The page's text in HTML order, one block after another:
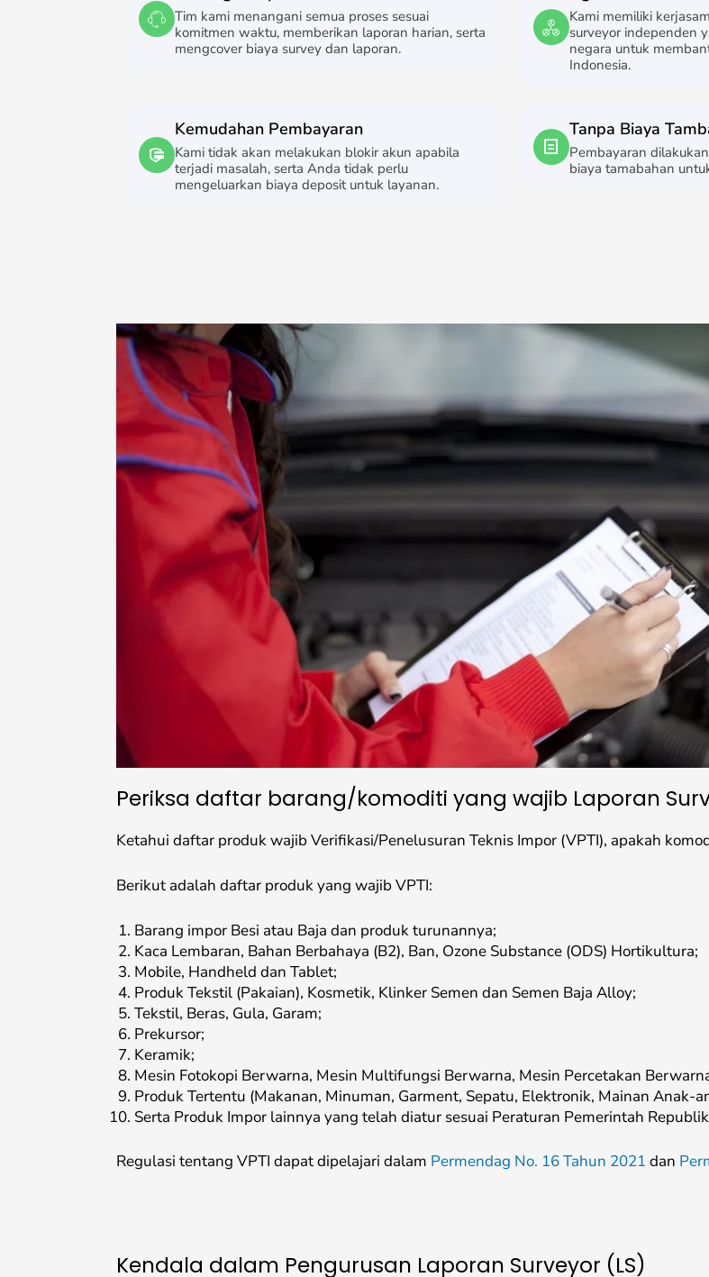
Tim kami menangani semua proses sesuai
komitmen waktu, memberikan laporan harian, serta
mengcover biaya survey dan laporan.
Kami memiliki
surveyor independen
negara untuk
Indonesia.
Kemudahan Pembayaran
Kami tidak akan melakukan blokir akun apabila
terjadi masalah, serta Anda tidak perlu
mengeluarkan biaya deposit untuk layanan.
Tanpa Biaya
Pembayaran
biaya tamabahan
Periksa daftar barang/komoditi yang wajib Laporan
Ketahui daftar produk wajib Verifikasi/Penelusuran Teknis Impor (VPTI), apakah
Berikut adalah daftar produk yang wajib VPTI:
Barang impor Besi atau Baja dan produk turunannya;
Kaca Lembaran, Bahan Berbahaya (B2), Ban, Ozone Substance (ODS) Hortikultura;
Mobile, Handheld dan Tablet;
Produk Tekstil (Pakaian), Kosmetik, Klinker Semen dan Semen Baja Alloy;
Tekstil, Beras, Gula, Garam;
Prekursor;
Keramik;
Mesin Fotokopi Berwarna, Mesin Multifungsi Berwarna, Mesin Percetakan
Produk Tertentu (Makanan, Minuman, Garment, Sepatu, Elektronik, Mainan Anak-
Serta Produk Impor lainnya yang telah diatur sesuai Peraturan Pemerintah
Regulasi tentang VPTI dapat dipelajari dalam Permendag No. 16 Tahun 2021 dan
Kendala dalam Pengurusan Laporan Surveyor (LS)